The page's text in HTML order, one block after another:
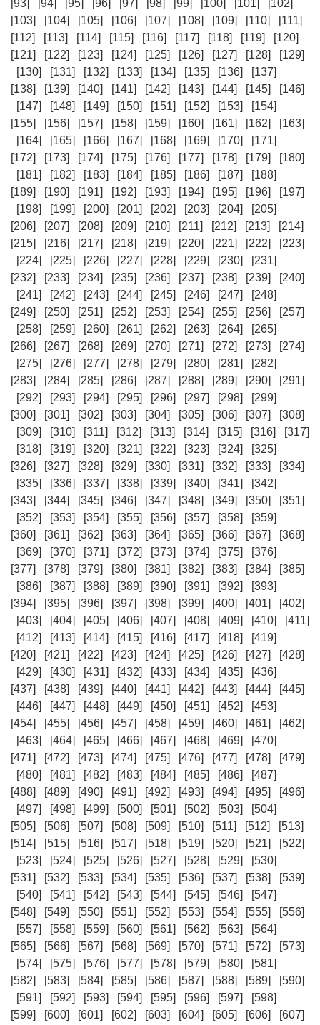
[93]
[94] [95] [96] [97] [98] [99] [100] [101]
[102]
[103]
[104] [105] [106] [107] [108] [109] [110]
[111]
[112]
[113] [114] [115] [116] [117] [118] [119]
[120]
[121]
[122] [123] [124] [125] [126] [127] [128]
[129]
[130]
[131] [132] [133] [134] [135] [136]
[137]
[138]
[139] [140] [141] [142] [143] [144] [145]
[146]
[147]
[148] [149] [150] [151] [152] [153]
[154]
[155]
[156] [157] [158] [159] [160] [161] [162]
[163]
[164]
[165] [166] [167] [168] [169] [170]
[171]
[172]
[173] [174] [175] [176] [177] [178] [179]
[180]
[181]
[182] [183] [184] [185] [186] [187]
[188]
[189]
[190] [191] [192] [193] [194] [195] [196]
[197]
[198]
[199] [200] [201] [202] [203] [204]
[205]
[206]
[207] [208] [209] [210] [211] [212] [213]
[214]
[215]
[216] [217] [218] [219] [220] [221] [222]
[223]
[224]
[225] [226] [227] [228] [229] [230]
[231]
[232]
[233] [234] [235] [236] [237] [238] [239]
[240]
[241]
[242] [243] [244] [245] [246] [247]
[248]
[249]
[250] [251] [252] [253] [254] [255] [256]
[257]
[258]
[259] [260] [261] [262] [263] [264]
[265]
[266]
[267] [268] [269] [270] [271] [272] [273]
[274]
[275]
[276] [277] [278] [279] [280] [281]
[282]
[283]
[284] [285] [286] [287] [288] [289] [290]
[291]
[292]
[293] [294] [295] [296] [297] [298]
[299]
[300]
[301] [302] [303] [304] [305] [306] [307]
[308]
[309]
[310] [311] [312] [313] [314] [315] [316]
[317]
[318]
[319] [320] [321] [322] [323] [324]
[325]
[326]
[327] [328] [329] [330] [331] [332] [333]
[334]
[335]
[336] [337] [338] [339] [340] [341]
[342]
[343]
[344] [345] [346] [347] [348] [349] [350]
[351]
[352]
[353] [354] [355] [356] [357] [358]
[359]
[360]
[361] [362] [363] [364] [365] [366] [367]
[368]
[369]
[370] [371] [372] [373] [374] [375]
[376]
[377]
[378] [379] [380] [381] [382] [383] [384]
[385]
[386]
[387] [388] [389] [390] [391] [392]
[393]
[394]
[395] [396] [397] [398] [399] [400] [401]
[402]
[403]
[404] [405] [406] [407] [408] [409] [410]
[411]
[412]
[413] [414] [415] [416] [417] [418]
[419]
[420]
[421] [422] [423] [424] [425] [426] [427]
[428]
[429]
[430] [431] [432] [433] [434] [435]
[436]
[437]
[438] [439] [440] [441] [442] [443] [444]
[445]
[446]
[447] [448] [449] [450] [451] [452]
[453]
[454]
[455] [456] [457] [458] [459] [460] [461]
[462]
[463]
[464] [465] [466] [467] [468] [469]
[470]
[471]
[472] [473] [474] [475] [476] [477] [478]
[479]
[480]
[481] [482] [483] [484] [485] [486]
[487]
[488]
[489] [490] [491] [492] [493] [494] [495]
[496]
[497]
[498] [499] [500] [501] [502] [503]
[504]
[505]
[506] [507] [508] [509] [510] [511] [512]
[513]
[514]
[515] [516] [517] [518] [519] [520] [521]
[522]
[523]
[524] [525] [526] [527] [528] [529]
[530]
[531]
[532] [533] [534] [535] [536] [537] [538]
[539]
[540]
[541] [542] [543] [544] [545] [546]
[547]
[548]
[549] [550] [551] [552] [553] [554] [555]
[556]
[557]
[558] [559] [560] [561] [562] [563]
[564]
[565]
[566] [567] [568] [569] [570] [571] [572]
[573]
[574]
[575] [576] [577] [578] [579] [580]
[581]
[582]
[583] [584] [585] [586] [587] [588] [589]
[590]
[591]
[592] [593] [594] [595] [596] [597]
[598]
[599]
[600] [601] [602] [603] [604] [605] [606]
[607]